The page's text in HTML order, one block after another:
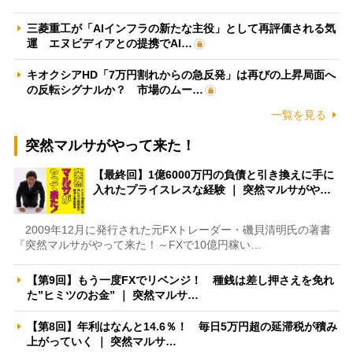
三菱重工が「AIインフラの新たな主役」として再評価される気
運 エヌビディアとの提携でAI…
キオクシアHD「7万円割れからの急反発」は再びの上昇局面へ
の反転シグナルか？ 市場のムー…
一覧を見る
突然マルサがやって来た！
【最終回】1億6000万円の負債と引き換えに手に
入れたプライスレスな経験 ｜ 突然マルサがや…
2009年12月に発行された元FXトレーダー・磯貝清明氏の著書
『突然マルサがやって来た！～FXで10億円稼い…
【第9回】もう一度FXでリベンジ！ 種銭は差し押さえを免れ
た”ヒミツのお金” ｜ 突然マルサ…
【第8回】年利はなんと14.6％！ 毎日5万円超の延滞税が積み
上がっていく ｜ 突然マルサ…